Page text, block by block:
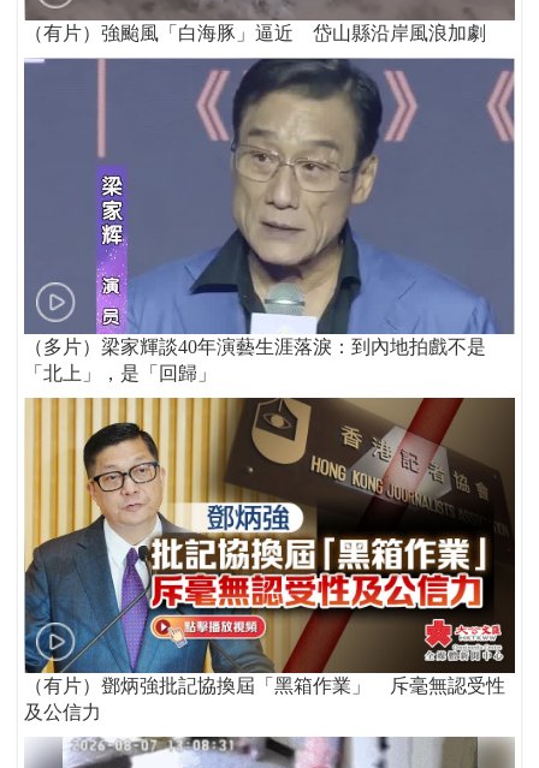
（有片）強颱風「白海豚」逼近 岱山縣沿岸風浪加劇
（多片）梁家輝談40年演藝生涯落淚：到內地拍戲不是
「北上」，是「回歸」
（有片）鄧炳強批記協換屆「黑箱作業」 斥毫無認受性
及公信力